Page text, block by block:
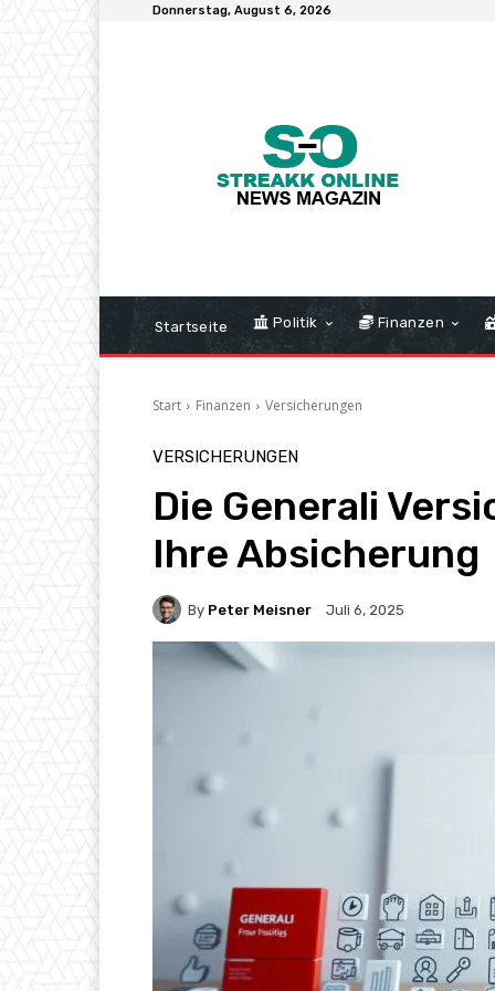
Donnerstag, August 6, 2026
Startseite Politik Finanzen
Start Finanzen Versicherungen
VERSICHERUNGEN
Die Generali
Ihre Absicherung
By Peter Meisner Juli 6, 2025